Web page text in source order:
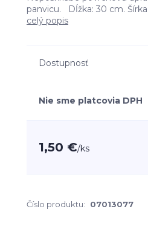
panvicu. Dĺžka: 30 cm.
celý popis
Dostupnosť
Nie sme platcovia DPH
1,50 €/ks
Číslo produktu: 07013077